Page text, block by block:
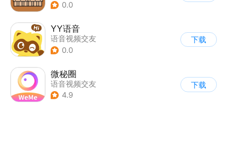
0.0
YY语音
语音视频交友
0.0
下载
微秘圈
语音视频交友
4.9
下载